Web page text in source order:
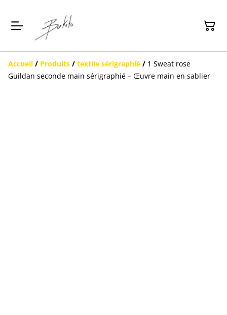
Accueil / Produits / textile sérigraphié / 1 Sweat rose
Guildan seconde main sérigraphié – Œuvre main en sablier